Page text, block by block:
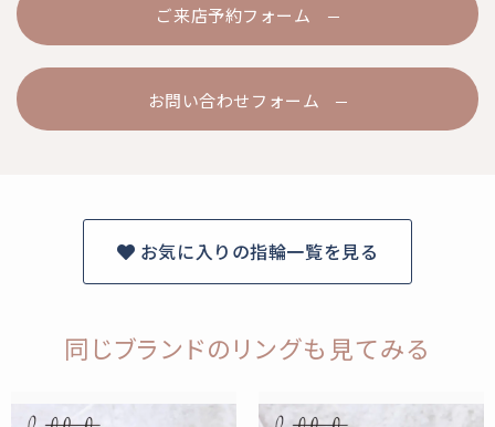
ご来店予約フォーム
お問い合わせフォーム
お気に入りの指輪一覧を見る
同じブランドのリングも見てみる